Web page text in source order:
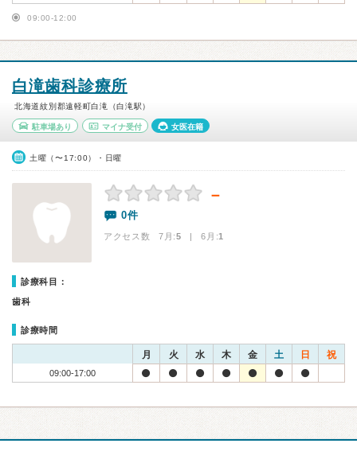
09:00-12:00
白滝歯科診療所
北海道紋別郡遠軽町白滝（白滝駅）
駐車場あり マイナ受付 女医在籍
土曜（〜17:00）・日曜
－
0件
アクセス数 7月:5 | 6月:1
診療科目：
歯科
診療時間
月 火 水 木 金 土 日 祝
09:00-17:00